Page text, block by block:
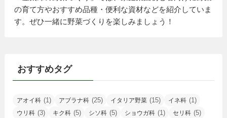
の育て方やおすすめ品種・便利な資材などを紹介していま
す。ぜひ一緒に野菜づくりを楽しみましょう！
おすすめタグ
アオイ科 (1) アブラナ科 (25) イタリア野菜 (15) イネ科 (1)
ウリ科 (3) キク科 (5) シソ科 (5) ショウガ科 (1) セリ科 (5)